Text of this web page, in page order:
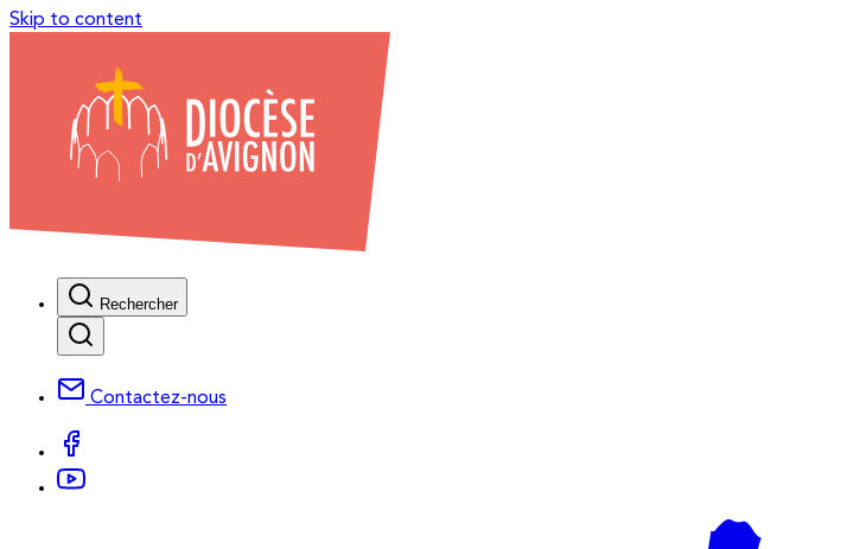
Skip to content
Rechercher
Contactez-nous